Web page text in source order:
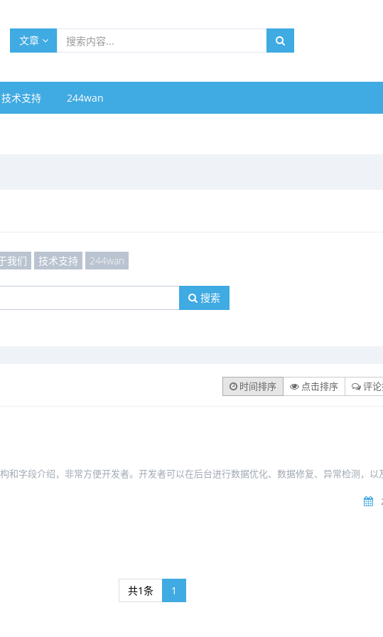
文章
技术支持 244wan
我们 技术支持 244wan
搜索
时间排序 点击排序 评
和字段介绍，非常方便开发者。开发者可以在后台进行数据优化、数据修复、异常检测，以
共1条 1